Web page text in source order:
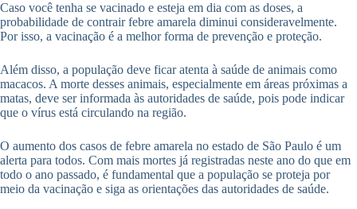
Caso você tenha se vacinado e esteja em dia com as doses, a
probabilidade de contrair febre amarela diminui consideravelmente.
Por isso, a vacinação é a melhor forma de prevenção e proteção.
Além disso, a população deve ficar atenta à saúde de animais como
macacos. A morte desses animais, especialmente em áreas próximas a
matas, deve ser informada às autoridades de saúde, pois pode indicar
que o vírus está circulando na região.
O aumento dos casos de febre amarela no estado de São Paulo é um
alerta para todos. Com mais mortes já registradas neste ano do que em
todo o ano passado, é fundamental que a população se proteja por
meio da vacinação e siga as orientações das autoridades de saúde.